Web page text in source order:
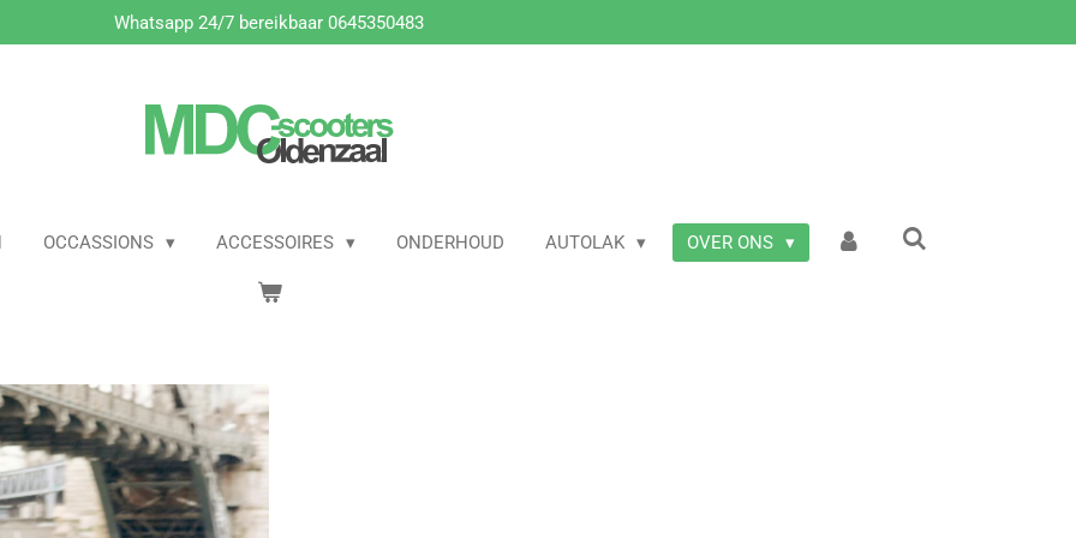
Whatsapp 24/7 bereikbaar 0645350483
OCCASSIONS ACCESSOIRES ONDERHOUD AUTOLAK OVER ONS